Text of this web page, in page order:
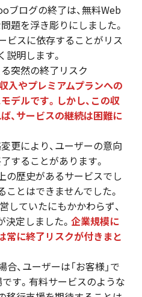
ブログの終了は、無料Web
題を浮き彫りにしました。
ビスに依存することがリス
説明します。
突然の終了リスク
入やプレミアムプランへの
デルです。しかし、この収
、サービスの継続は困難に
更により、ユーザーの意向
することがあります。
の歴史があるサービスでし
ことはできませんでした。
ていたにもかかわらず、
決定しました。企業規模に
常に終了リスクが付きまと
、ユーザーは「お客様」で
です。有料サービスのような